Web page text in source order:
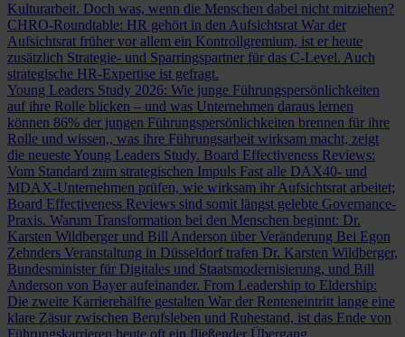
Kulturarbeit. Doch was, wenn die Menschen dabei nicht mitziehen?
CHRO-Roundtable: HR gehört in den Aufsichtsrat War der
Aufsichtsrat früher vor allem ein Kontrollgremium, ist er heute
zusätzlich Strategie- und Sparringspartner für das C-Level. Auch
strategische HR-Expertise ist gefragt.
Young Leaders Study 2026: Wie junge Führungspersönlichkeiten
auf ihre Rolle blicken – und was Unternehmen daraus lernen
können 86% der jungen Führungspersönlichkeiten brennen für ihre
Rolle und wissen,, was ihre Führungsarbeit wirksam macht, zeigt
die neueste Young Leaders Study. Board Effectiveness Reviews:
Vom Standard zum strategischen Impuls Fast alle DAX40- und
MDAX-Unternehmen prüfen, wie wirksam ihr Aufsichtsrat arbeitet;
Board Effectiveness Reviews sind somit längst gelebte Governance-
Praxis. Warum Transformation bei den Menschen beginnt: Dr.
Karsten Wildberger und Bill Anderson über Veränderung Bei Egon
Zehnders Veranstaltung in Düsseldorf trafen Dr. Karsten Wildberger,
Bundesminister für Digitales und Staatsmodernisierung, und Bill
Anderson von Bayer aufeinander. From Leadership to Eldership:
Die zweite Karrierehälfte gestalten War der Renteneintritt lange eine
klare Zäsur zwischen Berufsleben und Ruhestand, ist das Ende von
Führungskarrieren heute oft ein fließender Übergang.